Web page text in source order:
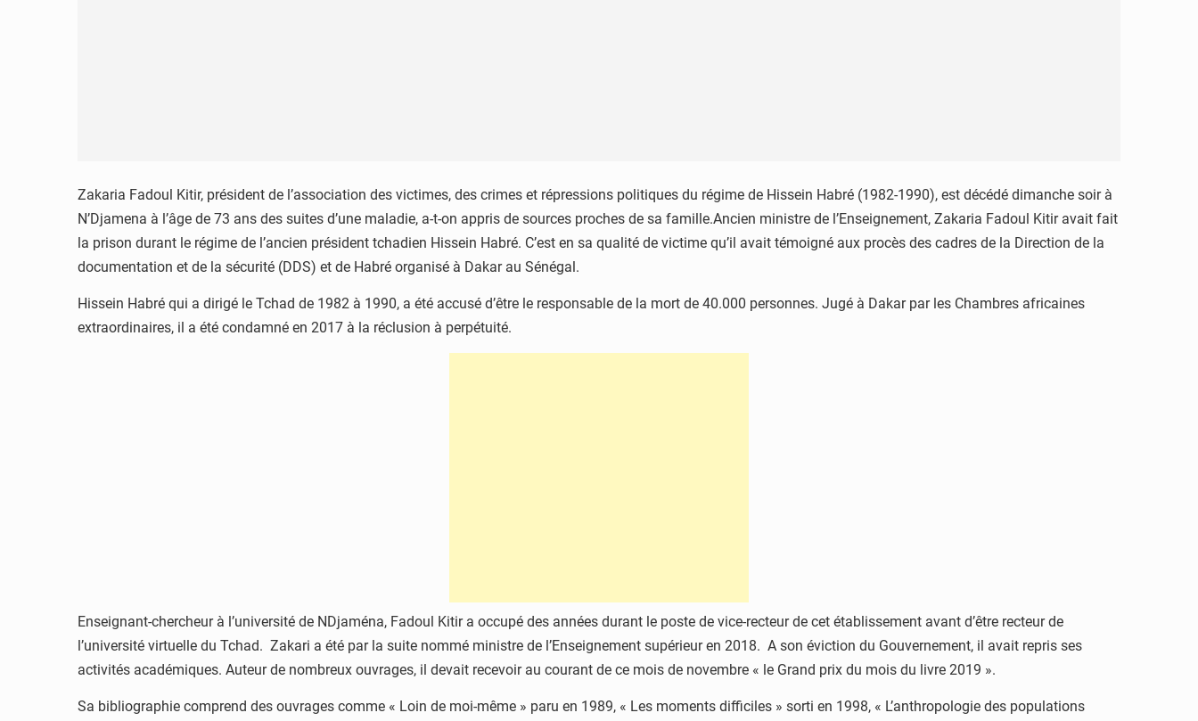
Zakaria Fadoul Kitir, président de l’association des victimes, des crimes et répressions politiques du régime de Hissein Habré (1982-1990), est décédé dimanche soir à
N’Djamena à l’âge de 73 ans des suites d’une maladie, a-t-on appris de sources proches de sa famille.Ancien ministre de l’Enseignement, Zakaria Fadoul Kitir avait fait
la prison durant le régime de l’ancien président tchadien Hissein Habré. C’est en sa qualité de victime qu’il avait témoigné aux procès des cadres de la Direction de la
documentation et de la sécurité (DDS) et de Habré organisé à Dakar au Sénégal.
Hissein Habré qui a dirigé le Tchad de 1982 à 1990, a été accusé d’être le responsable de la mort de 40.000 personnes. Jugé à Dakar par les Chambres africaines
extraordinaires, il a été condamné en 2017 à la réclusion à perpétuité.
Enseignant-chercheur à l’université de NDjaména, Fadoul Kitir a occupé des années durant le poste de vice-recteur de cet établissement avant d’être recteur de
l’université virtuelle du Tchad. Zakari a été par la suite nommé ministre de l’Enseignement supérieur en 2018. A son éviction du Gouvernement, il avait repris ses
activités académiques. Auteur de nombreux ouvrages, il devait recevoir au courant de ce mois de novembre « le Grand prix du mois du livre 2019 ».
Sa bibliographie comprend des ouvrages comme « Loin de moi-même » paru en 1989, « Les moments difficiles » sorti en 1998, « L’anthropologie des populations